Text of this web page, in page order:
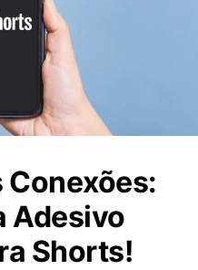
Conexões:
Adesivo
Shorts!